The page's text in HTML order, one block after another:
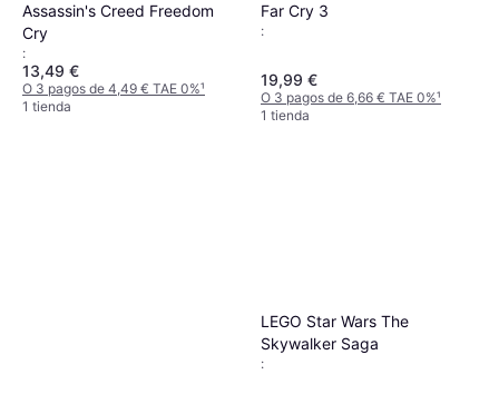
Assassin's Creed Freedom
Cry
:
13,49 €
O 3 pagos de 4,49 € TAE 0%¹
1 tienda
Far Cry 3
:
19,99 €
O 3 pagos de 6,66 € TAE 0%¹
1 tienda
LEGO Star Wars The
Skywalker Saga
: